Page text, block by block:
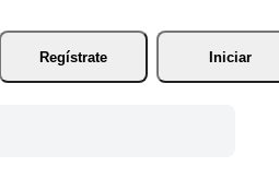
Regístrate
Iniciar